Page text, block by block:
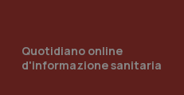
Quotidiano online
d'informazione sanitaria